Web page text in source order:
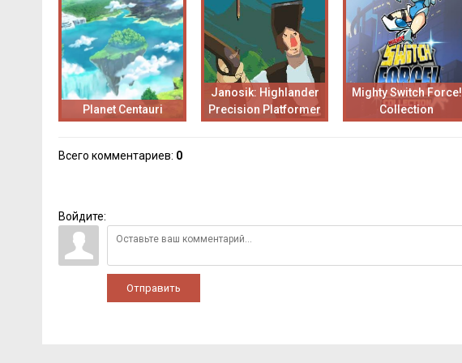
Planet Centauri
Janosik: Highlander
Precision Platformer
Mighty Switch Force!
Collection
Всего комментариев: 0
Войдите:
Отправить